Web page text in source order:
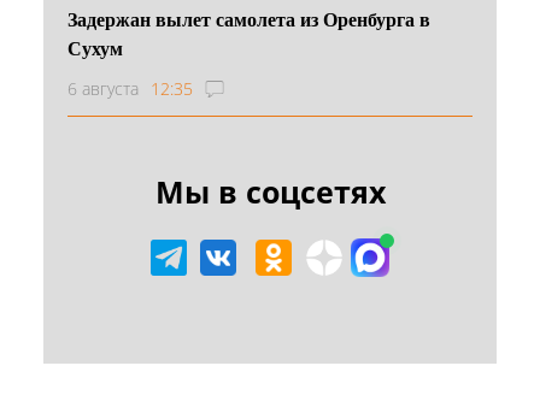
Задержан вылет самолета из Оренбурга в
Сухум
6 августа 12:35
Мы в соцсетях